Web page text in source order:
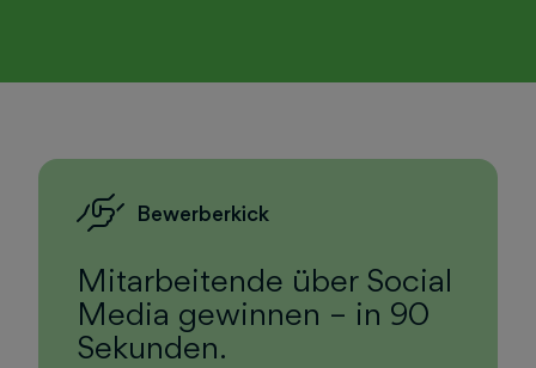
Bewerberkick
Mitarbeitende über Social
Media gewinnen – in 90
Sekunden.